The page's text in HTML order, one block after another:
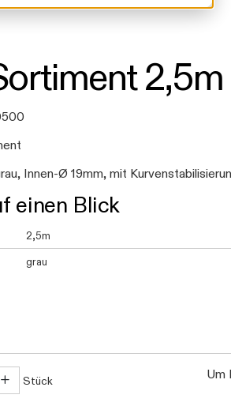
2,5m
Innen-Ø 19mm, mit
einen Blick
2,5m
grau
Stück Um